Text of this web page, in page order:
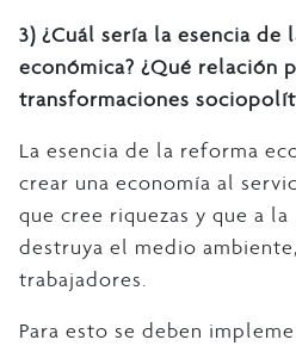
3) ¿Cuál sería la esencia de
económica? ¿Qué relación
transformaciones
La esencia de la reforma
crear una economía al
que cree riquezas y que a la
destruya el medio
trabajadores.
Para esto se deben